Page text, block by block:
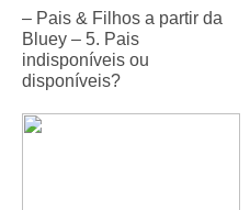
– Pais & Filhos a partir da
Bluey – 5. Pais
indisponíveis ou
disponíveis?